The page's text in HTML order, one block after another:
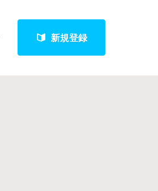
新規登録